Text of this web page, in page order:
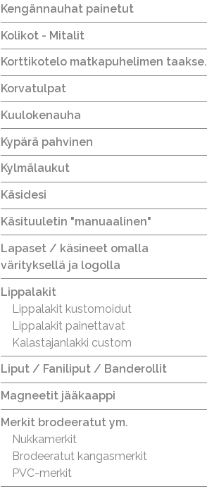
Kengännauhat painetut
Kolikot - Mitalit
Korttikotelo matkapuhelimen taakse.
Korvatulpat
Kuulokenauha
Kypärä pahvinen
Kylmälaukut
Käsidesi
Käsituuletin "manuaalinen"
Lapaset / käsineet omalla
värityksellä ja logolla
Lippalakit
Lippalakit kustomoidut
Lippalakit painettavat
Kalastajanlakki custom
Liput / Faniliput / Banderollit
Magneetit jääkaappi
Merkit brodeeratut ym.
Nukkamerkit
Brodeeratut kangasmerkit
PVC-merkit